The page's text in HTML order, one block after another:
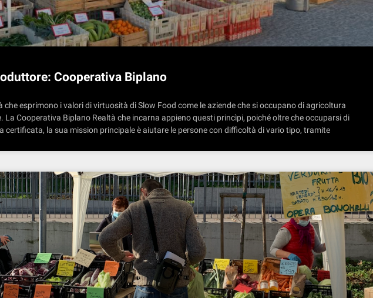
Cooperativa Biplano
che esprimono i valori di virtuosità di Slow Food come le aziende che si occupano di agricoltura
La Cooperativa Biplano Realtà che incarna appieno questi princìpi, poiché oltre che occuparsi di
certificata, la sua mission principale è aiutare le persone con difficoltà di vario tipo, tramite